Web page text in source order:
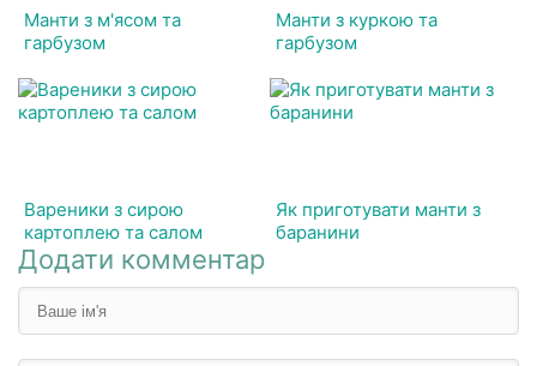
Манти з м'ясом та
гарбузом
Манти з куркою та
гарбузом
Вареники з сирою
картоплею та салом
Як приготувати манти з
баранини
Додати комментар